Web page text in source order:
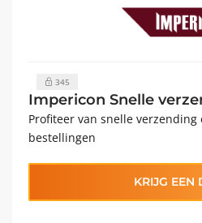
345
Impericon Snelle
Profiteer van snelle
bestellingen
KRIJG EEN